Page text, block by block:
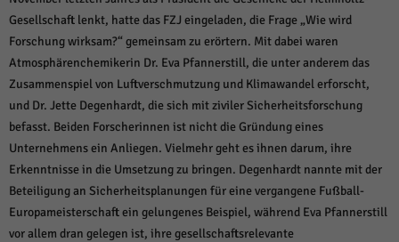
Gesellschaft lenkt, hatte das FZJ eingeladen, die Frage „Wie wird
Forschung wirksam?“ gemeinsam zu erörtern. Mit dabei waren
Atmosphärenchemikerin Dr. Eva Pfannerstill, die unter anderem das
Zusammenspiel von Luftverschmutzung und Klimawandel erforscht,
und Dr. Jette Degenhardt, die sich mit ziviler Sicherheitsforschung
befasst. Beiden Forscherinnen ist nicht die Gründung eines
Unternehmens ein Anliegen. Vielmehr geht es ihnen darum, ihre
Erkenntnisse in die Umsetzung zu bringen. Degenhardt nannte mit der
Beteiligung an Sicherheitsplanungen für eine vergangene Fußball-
Europameisterschaft ein gelungenes Beispiel, während Eva Pfannerstill
vor allem dran gelegen ist, ihre gesellschaftsrelevante
Externe Medien (6)
Inhalte von Videoplattformen und Social-Media-Plattformen werden
standardmäßig blockiert. Wenn Cookies von externen Medien akzeptiert
werden, bedarf der Zugriff auf diese Inhalte keiner manuellen Einwilligung
mehr.
Cookie-Informationen anzeigen